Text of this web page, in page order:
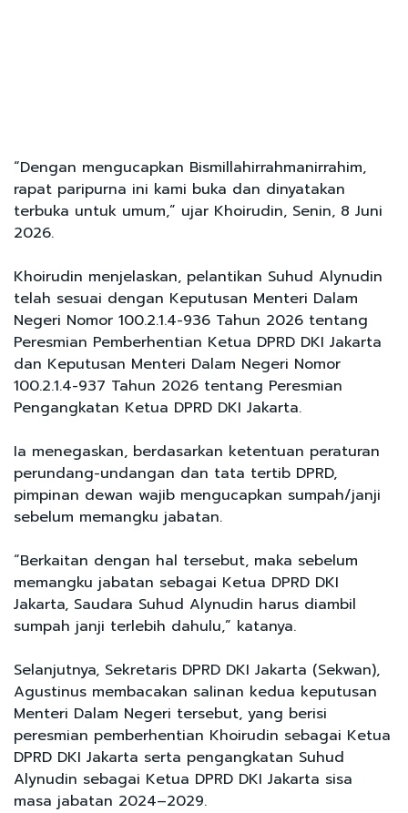
“Dengan mengucapkan Bismillahirrahmanirrahim,
rapat paripurna ini kami buka dan dinyatakan
terbuka untuk umum,” ujar Khoirudin, Senin, 8 Juni
2026.
Khoirudin menjelaskan, pelantikan Suhud Alynudin
telah sesuai dengan Keputusan Menteri Dalam
Negeri Nomor 100.2.1.4-936 Tahun 2026 tentang
Peresmian Pemberhentian Ketua DPRD DKI Jakarta
dan Keputusan Menteri Dalam Negeri Nomor
100.2.1.4-937 Tahun 2026 tentang Peresmian
Pengangkatan Ketua DPRD DKI Jakarta.
Ia menegaskan, berdasarkan ketentuan peraturan
perundang-undangan dan tata tertib DPRD,
pimpinan dewan wajib mengucapkan sumpah/janji
sebelum memangku jabatan.
“Berkaitan dengan hal tersebut, maka sebelum
memangku jabatan sebagai Ketua DPRD DKI
Jakarta, Saudara Suhud Alynudin harus diambil
sumpah janji terlebih dahulu,” katanya.
Selanjutnya, Sekretaris DPRD DKI Jakarta (Sekwan),
Agustinus membacakan salinan kedua keputusan
Menteri Dalam Negeri tersebut, yang berisi
peresmian pemberhentian Khoirudin sebagai Ketua
DPRD DKI Jakarta serta pengangkatan Suhud
Alynudin sebagai Ketua DPRD DKI Jakarta sisa
masa jabatan 2024–2029.